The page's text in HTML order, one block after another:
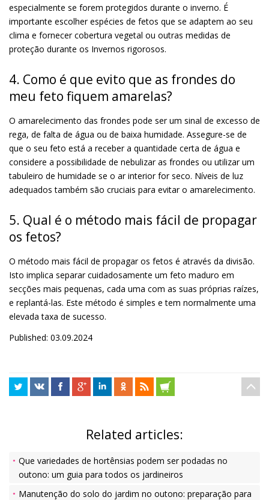
especialmente se forem protegidos durante o inverno. É
importante escolher espécies de fetos que se adaptem ao seu
clima e fornecer cobertura vegetal ou outras medidas de
proteção durante os Invernos rigorosos.
4. Como é que evito que as frondes do
meu feto fiquem amarelas?
O amarelecimento das frondes pode ser um sinal de excesso de
rega, de falta de água ou de baixa humidade. Assegure-se de
que o seu feto está a receber a quantidade certa de água e
considere a possibilidade de nebulizar as frondes ou utilizar um
tabuleiro de humidade se o ar interior for seco. Níveis de luz
adequados também são cruciais para evitar o amarelecimento.
5. Qual é o método mais fácil de propagar
os fetos?
O método mais fácil de propagar os fetos é através da divisão.
Isto implica separar cuidadosamente um feto maduro em
secções mais pequenas, cada uma com as suas próprias raízes,
e replantá-las. Este método é simples e tem normalmente uma
elevada taxa de sucesso.
Published: 03.09.2024
Related articles:
Que variedades de hortênsias podem ser podadas no
outono: um guia para todos os jardineiros
Manutenção do solo do jardim no outono: preparação para